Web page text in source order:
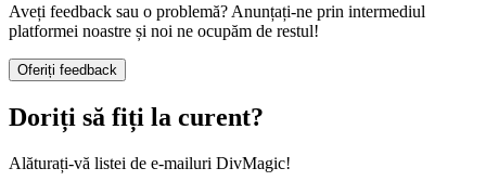
Aveți feedback sau o problemă? Anunțați-ne prin intermediul
platformei noastre și noi ne ocupăm de restul!
Oferiți feedback
Doriți să fiți la curent?
Alăturați-vă listei de e-mailuri DivMagic!